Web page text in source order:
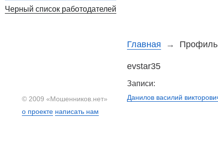
Главная → Профиль
evstar35
Записи:
Данилов василий
Черный список работодателей
© 2009 «Мошенников.нет»
о проекте написать нам